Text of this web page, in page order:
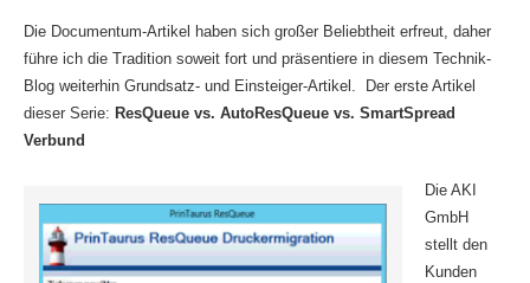
Die Documentum-Artikel haben sich großer Beliebtheit erfreut, daher
führe ich die Tradition soweit fort und präsentiere in diesem Technik-
Blog weiterhin Grundsatz- und Einsteiger-Artikel. Der erste Artikel
dieser Serie: ResQueue vs. AutoResQueue vs. SmartSpread
Verbund
Die AKI
GmbH
stellt den
Kunden